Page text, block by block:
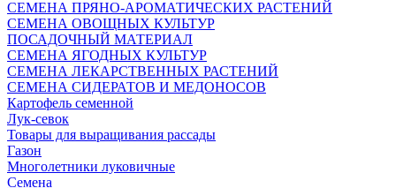
СЕМЕНА ПРЯНО-АРОМАТИЧЕСКИХ РАСТЕНИЙ
СЕМЕНА ОВОЩНЫХ КУЛЬТУР
ПОСАДОЧНЫЙ МАТЕРИАЛ
СЕМЕНА ЯГОДНЫХ КУЛЬТУР
СЕМЕНА ЛЕКАРСТВЕННЫХ РАСТЕНИЙ
СЕМЕНА СИДЕРАТОВ И МЕДОНОСОВ
Картофель семенной
Лук-севок
Товары для выращивания рассады
Газон
Многолетники луковичные
Семена